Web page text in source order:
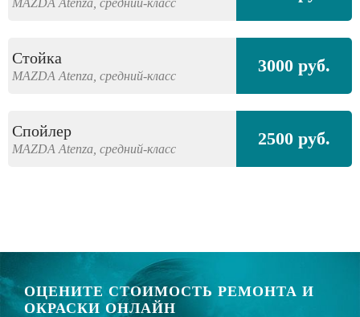
Стойка
MAZDA Atenza, средний-класс 3000 руб.
Спойлер
MAZDA Atenza, средний-класс 2500 руб.
ОЦЕНИТЕ СТОИМОСТЬ РЕМОНТА И
ОКРАСКИ ОНЛАЙН